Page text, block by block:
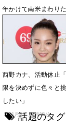
年かけて南米まわりた
1月9日 00時23分
西野カナ、活動休止
限を決めずに色々と
したい」
1月8日 18時18分
話題のタグ